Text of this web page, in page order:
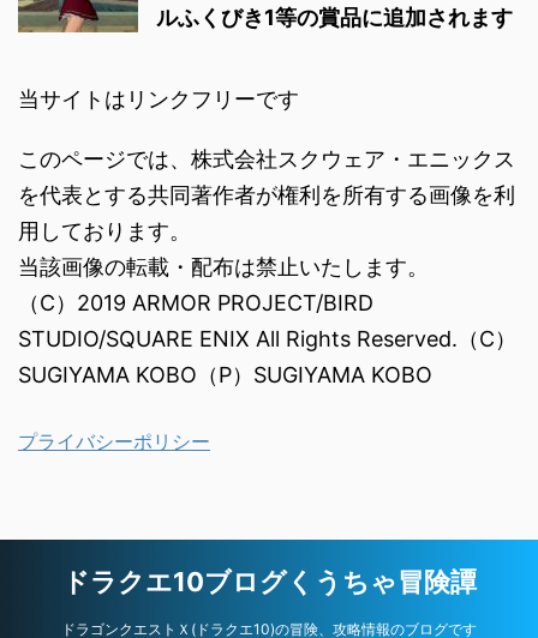
ルふくびき1等の賞品に追加されます
当サイトはリンクフリーです
このページでは、株式会社スクウェア・エニックス
を代表とする共同著作者が権利を所有する画像を利
用しております。
当該画像の転載・配布は禁止いたします。
（C）2019 ARMOR PROJECT/BIRD
STUDIO/SQUARE ENIX All Rights Reserved.（C）
SUGIYAMA KOBO（P）SUGIYAMA KOBO
プライバシーポリシー
ドラクエ10ブログくうちゃ冒険譚
ドラゴンクエストＸ(ドラクエ10)の冒険、攻略情報のブログです